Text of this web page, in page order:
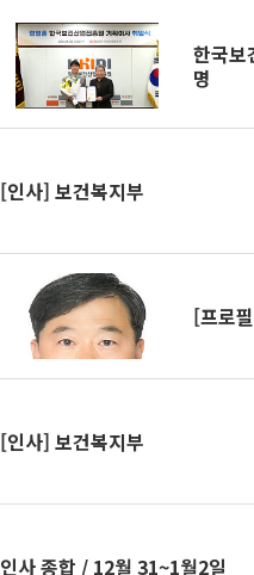
한국보
명
[인사] 보건복지부
[프로
[인사] 보건복지부
인사 종합 / 12월 31~1월2일